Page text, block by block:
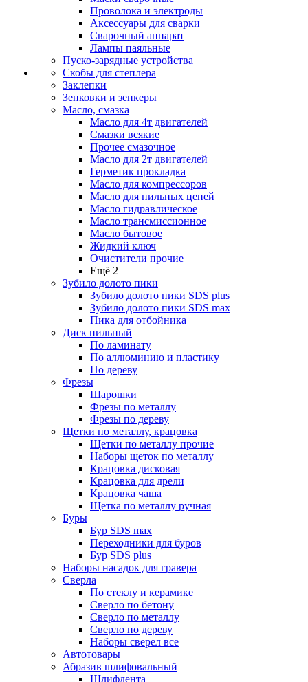
Проволока и электроды
Аксессуары для сварки
Сварочный аппарат
Лампы паяльные
Пуско-зарядные устройства
Скобы для степлера
Заклепки
Зенковки и зенкеры
Масло, смазка
Масло для 4т двигателей
Смазки всякие
Прочее смазочное
Масло для 2т двигателей
Герметик прокладка
Масло для компрессоров
Масло для пильных цепей
Масло гидравлическое
Масло трансмиссионное
Масло бытовое
Жидкий ключ
Очистители прочие
Ещё 2
Зубило долото пики
Зубило долото пики SDS plus
Зубило долото пики SDS max
Пика для отбойника
Диск пильный
По ламинату
По аллюминию и пластику
По дереву
Фрезы
Шарошки
Фрезы по металлу
Фрезы по дереву
Щетки по металлу, крацовка
Щетки по металлу прочие
Наборы щеток по металлу
Крацовка дисковая
Крацовка для дрели
Крацовка чаша
Щетка по металлу ручная
Буры
Бур SDS max
Переходники для буров
Бур SDS plus
Наборы насадок для гравера
Сверла
По стеклу и керамике
Сверло по бетону
Сверло по металлу
Сверло по дереву
Наборы сверел все
Автотовары
Абразив шлифовальный
Шлифлента